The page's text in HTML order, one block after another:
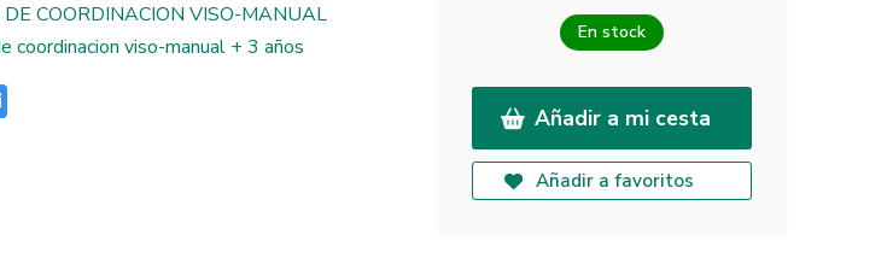
DE COORDINACION VISO-MANUAL
coordinacion viso-manual + 3 años
En stock
Añadir a mi cesta
Añadir a favoritos